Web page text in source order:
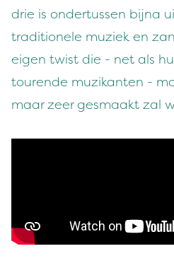
drie is ondertussen bijna
traditionele muziek en
eigen twist die - net als
tourende muzikanten -
maar zeer gesmaakt zal